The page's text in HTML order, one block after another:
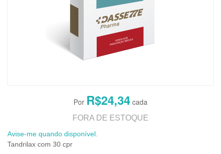
R$24,34
FORA DE ESTOQUE
Avise-me quando disponível.
Tandrilax com 30 cpr